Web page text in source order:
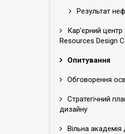
Результат
Кар'єрний
Resources Design
Опитування
Обговорення
Стратегічний
дизайну
Вільна